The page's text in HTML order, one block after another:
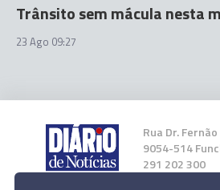
Trânsito sem mácula nesta
23 Ago 09:27
Rua Dr.
9054-514
291 202 300